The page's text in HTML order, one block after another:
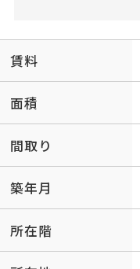
賃料
面積
間取り
築年月
所在階